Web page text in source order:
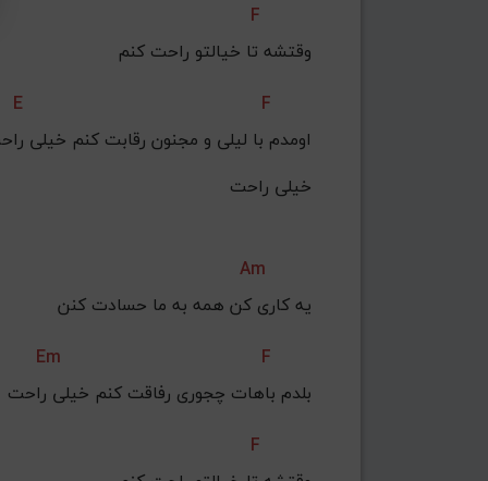
F
وقتشه تا خیالتو راحت کنم
E
F
اومدم با لیلی و مجنون رقابت کنم خیلی
خیلی راحت
Am
یه کاری کن همه به ما حسادت کنن
Em
F
بلدم باهات چجوری رفاقت کنم خیلی راحت
F